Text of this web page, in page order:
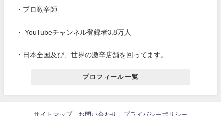
・プロ激辛師
・ YouTubeチャンネル登録者3.8万人
・日本全国及び、世界の激辛店舗を回ってます。
プロフィール一覧
サイトマップ お問い合わせ プライバシーポリシー